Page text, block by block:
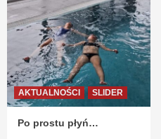
AKTUALNOŚCI SLIDER
Po prostu płyń…